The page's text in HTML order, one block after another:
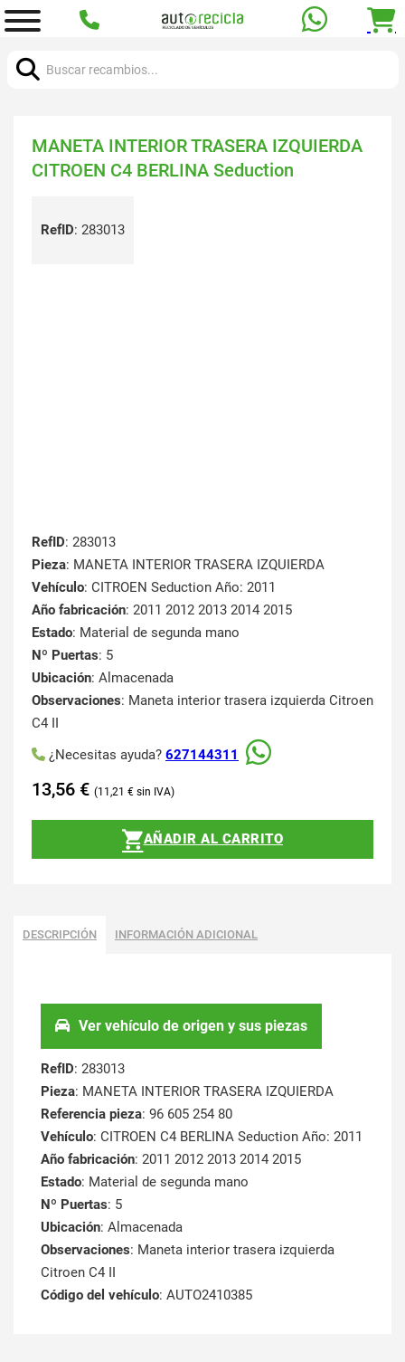
MANETA INTERIOR TRASERA IZQUIERDA
CITROEN C4 BERLINA Seduction
RefID: 283013
RefID: 283013
Pieza: MANETA INTERIOR TRASERA IZQUIERDA
Vehículo: CITROEN Seduction Año: 2011
Año fabricación: 2011 2012 2013 2014 2015
Estado: Material de segunda mano
Nº Puertas: 5
Ubicación: Almacenada
Observaciones: Maneta interior trasera izquierda Citroen
C4 II
¿Necesitas ayuda? 627144311
13,56 € 11,21 €
AÑADIR AL CARRITO
DESCRIPCIÓN INFORMACIÓN ADICIONAL
Ver vehículo de origen y sus piezas
RefID: 283013
Pieza: MANETA INTERIOR TRASERA IZQUIERDA
Referencia pieza: 96 605 254 80
Vehículo: CITROEN C4 BERLINA Seduction Año: 2011
Año fabricación: 2011 2012 2013 2014 2015
Estado: Material de segunda mano
Nº Puertas: 5
Ubicación: Almacenada
Observaciones: Maneta interior trasera izquierda
Citroen C4 II
Código del vehículo: AUTO2410385